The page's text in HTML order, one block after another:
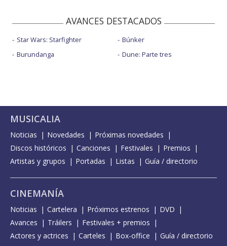
AVANCES DESTACADOS
Star Wars: Starfighter
Burundanga
Búnker
Dune: Parte tres
MUSICALIA
Noticias Novedades
Próximas novedades
Discos históricos
Canciones Festivales
Premios
Artistas y grupos
Portadas Listas Guía / directorio
CINEMANÍA
Noticias Cartelera Próximos estrenos
DVD
Avances
Tráilers
Festivales + premios
Actores y actrices
Carteles Box-office Guía / directorio